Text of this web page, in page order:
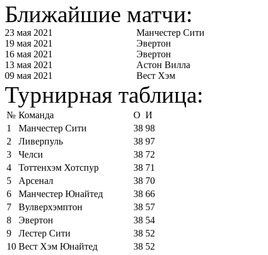
Ближайшие матчи:
23 мая 2021
Манчестер Сити
19 мая 2021
Эвертон
16 мая 2021
Эвертон
13 мая 2021
Астон Вилла
09 мая 2021
Вест Хэм
Турнирная таблица:
№ Команда О И
1
Манчестер Сити 38 98
2
Ливерпуль 38 97
3
Челси 38 72
4
Тоттенхэм Хотспур 38 71
5
Арсенал 38 70
6
Манчестер Юнайтед 38 66
7
Вулверхэмптон 38 57
8
Эвертон 38 54
9
Лестер Сити 38 52
10 Вест Хэм Юнайтед 38 52